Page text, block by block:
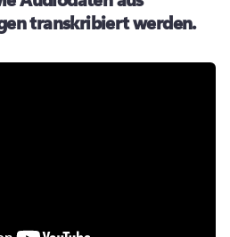
transkribiert werden.